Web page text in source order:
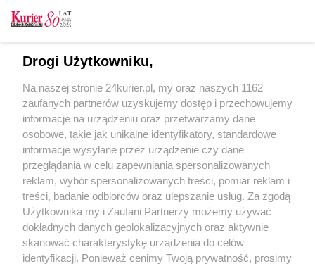
CZYTAJ TAKŻE
Szacunek do chorego człowieka, wrażliwość na
potrzeby rodziny
Hospicjum buduje nową siedzibę
POGODA
20℃
Zobacz prognozę na 3 dni
Drogi Użytkowniku,
Na naszej stronie 24kurier.pl, my oraz naszych 1162
zaufanych partnerów uzyskujemy dostęp i przechowujemy
informacje na urządzeniu oraz przetwarzamy dane
osobowe, takie jak unikalne identyfikatory, standardowe
informacje wysyłane przez urządzenie czy dane
przeglądania w celu zapewniania spersonalizowanych
reklam, wybór spersonalizowanych treści, pomiar reklam i
treści, badanie odbiorców oraz ulepszanie usług. Za zgodą
Użytkownika my i Zaufani Partnerzy możemy używać
dokładnych danych geolokalizacyjnych oraz aktywnie
skanować charakterystykę urządzenia do celów
identyfikacji. Ponieważ cenimy Twoją prywatność, prosimy